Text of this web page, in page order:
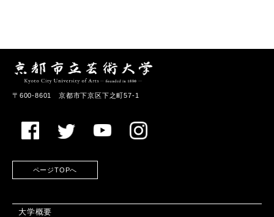
〒600-8601 京都市下京区下之町57-1
ページTOPへ
大学概要